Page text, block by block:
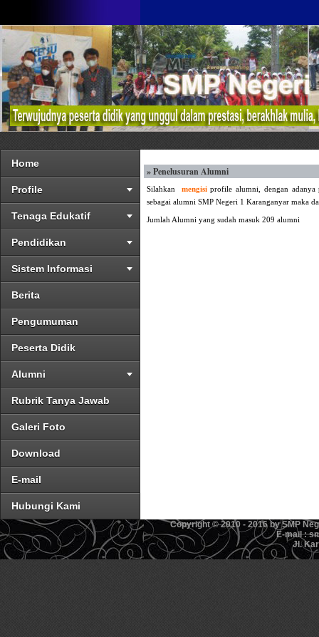
Home
Profile
Tenaga Edukatif
Pendidikan
Sistem Informasi
Berita
Pengumuman
Peserta Didik
Alumni
Rubrik Tanya Jawab
Galeri Foto
Download
E-mail
Hubungi Kami
» Penelusuran Alumni
Silahkan mengisiprofile alumni, dengan adanya
sebagai alumni SMP Negeri 1 Karanganyar maka
Jumlah Alumni yang sudah masuk 209 alumni
Copyright © 2010 - 2016 by SMP
E-mail :
Jl.